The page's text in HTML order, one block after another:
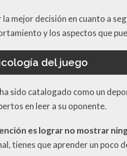
mejor decisión en cuanto a
y los aspectos que
del juego
sido catalogado como un
en leer a su oponente.
es lograr no mostrar
tienes que aprender un poco